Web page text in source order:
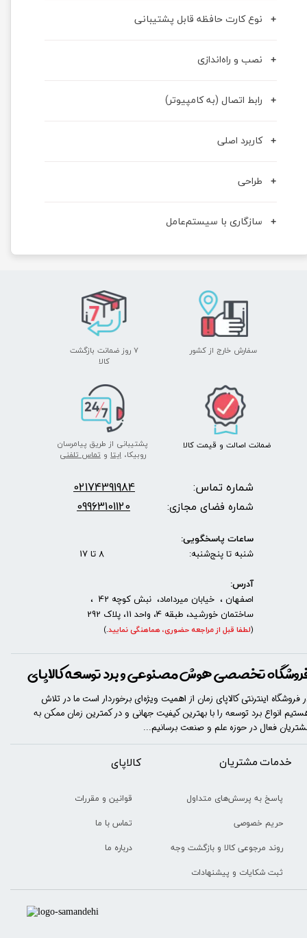
نوع کارت حافظه قابل پشتیبانی
نصب و راه‌اندازی
رابط اتصال (به کامپیوتر)
کاربرد اصلی
طراحی
سازگاری با سیستم‌عامل
پشتیبانی از طریق پیامرسان
روبیکا، ایتا و تماس تلفنی
سفارش خارج از کشور
۷ روز ضمانت بازگشت
​​​​​​​کالا
ضمانت اصالت و قیمت​​​​​​​ کالا ​​​​​​​
خدمات مشتریان
پاسخ به پرسش‌های متداول
حریم خصوصی
روند مرجوعی کالا و بازگشت وجه
ثبت شکایات و پیشنهادات
​​کالاپای
قوانین و مقررات
تماس با ما
درباره ما
تخصصی هوش مصنوعی و برد توسعه کالاپای
فروشگاه اینترنتی کالاپای زمان از اهمیت ویژه‌ای برخوردار است ما در تلاش
انواع برد توسعه را با​​​ بهترین کیفیت جهانی و در کمترین زمان ممکن به
فعال در حوزه علم و صنعت برسانیم...
شماره تماس: 02174391984
شماره فضای مجازی: 09963101120
ساعات پاسخگویی:
شنبه تا پنج‌شنبه: 8 تا 17
آدرس:
اصفهان ، خیابان میرداماد، نبش کوچه 42 ،
ساختمان خورشید، طبقه 4، واحد 11، پلاک 292
(لطفا قبل از مراجعه حضوری، هماهنگی نمایید.
)